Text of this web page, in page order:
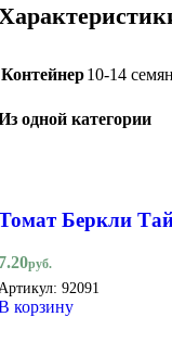
Контейнер10-14
одной категории
Беркли
руб.
92091
корзину